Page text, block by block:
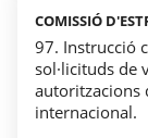
COMISSIÓ
97. Instrucció
sol·licituds de
autoritzacions
internacional.